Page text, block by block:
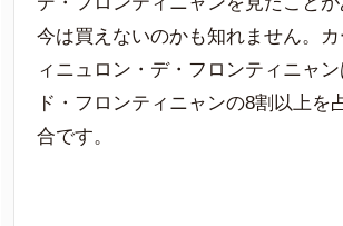
今は買えないのかも知れません。
ィニュロン・デ・フロンティニャン
ド・フロンティニャンの8割以上を
合です。